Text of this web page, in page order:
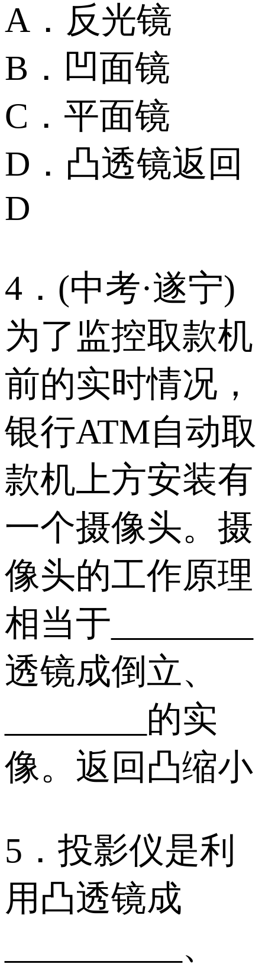
A．反光镜
B．凹面镜
C．平面镜
D．凸透镜返回
D
4．(中考·遂宁)
为了监控取款机
前的实时情况，
银行ATM自动取
款机上方安装有
一个摄像头。摄
像头的工作原理
相当于________
透镜成倒立、
________的实
像。返回凸缩小
5．投影仪是利
用凸透镜成
__________、